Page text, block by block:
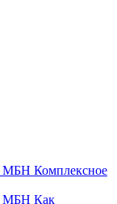
Комплексное
Как